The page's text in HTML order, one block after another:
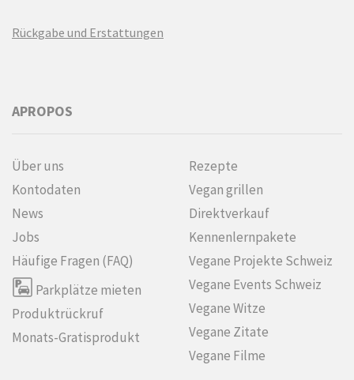
Rückgabe und Erstattungen
APROPOS
Über uns
Kontodaten
News
Jobs
Häufige Fragen (FAQ)
Parkplätze mieten
Produktrückruf
Monats-Gratisprodukt
Rezepte
Vegan grillen
Direktverkauf
Kennenlern­pakete
Vegane Projekte Schweiz
Vegane Events Schweiz
Vegane Witze
Vegane Zitate
Vegane Filme